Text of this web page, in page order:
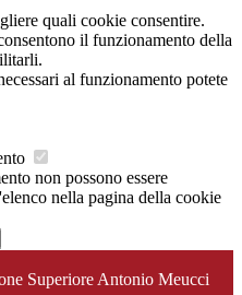
quali cookie consentire.
il funzionamento della
al funzionamento potete
non possono essere
nella pagina della cookie
Superiore Antonio Meucci